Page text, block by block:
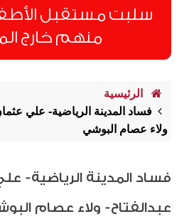
منهم خارج
الرئيسية
فساد المدينة الرياضية- علي
ولاء عصام البوشي
فساد المدينة الرياضية-
عبدالفتاح- ولاء عصام